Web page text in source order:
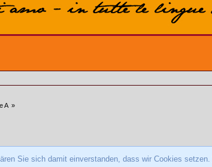
A »
Sie sich damit einverstanden, dass wir Cookies setzen.